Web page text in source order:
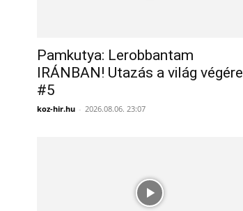
Pamkutya: Lerobbantam
IRÁNBAN! Utazás a világ végére
#5
koz-hir.hu - 2026.08.06. 23:07